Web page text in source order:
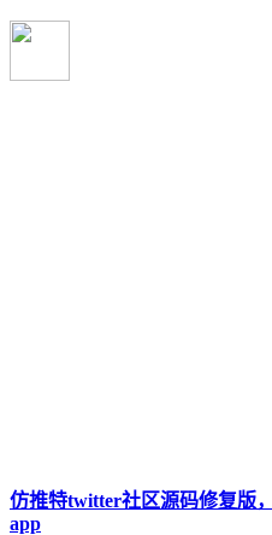
仿推特twitter社区源码修复版
app